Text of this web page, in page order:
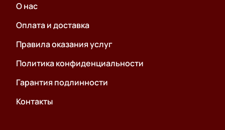
О нас
Оплата и доставка
Правила оказания услуг
Политика конфиденциальности
Гарантия подлинности
Контакты